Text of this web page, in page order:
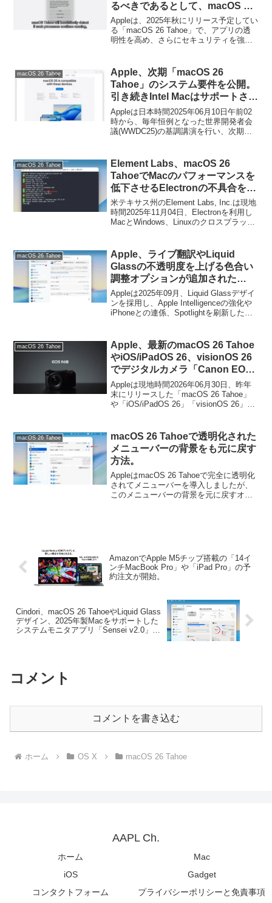
るべきであるとして、macOS 26
Tahoeにアプリ終了後もバックグ
ラウンドで動作し続けるプロセス
を検出しユーザーに通知する機能
Appleは、2025年秋にリリース予定してい
る「macOS 26 Tahoe」で、アプリの透
明性を高め、さらにセキュリティを強化
ユーザーに通知する機能を追加すると発
表しています。
macOS 26 Tahoe
Apple、次期「macOS 26
Tahoe」のシステム要件を公開。
引き続きIntel Macはサポートされ
るものの、Intelチップ搭載の
MacBook AirやMac mini、iMac
Proが非サポートに。
Appleは日本時間2025年06月10日午前02
時から、毎年恒例となった世界開発者会
議(WWDC25)の基調講演を行い、次期
に、macOS 26のシステム要件を公開し
ています。
macOS 26 Tahoe
Element Labs、macOS 26
TahoeでMacのパフォーマンスを
低下させるElectronの不具合を修
正したローカルLLMクライアント
「LM Studio v0.3.31」をリリー
ス。
米テキサス州のElement Labs, Inc.は現地
時間2025年11月04日、Electronを利用し
MacとWindows、Linuxのクロスプラット
し、macOS 26 Tahoeで発生している
ElectronがGPU使用率を上昇させMacの
パフォーマンスを低下させる不具合が修
正されたと発表しています。
macOS 26 Tahoe
Apple、ライブ翻訳やLiquid
Glassの不透明度を上げる色合い
調整オプションが追加された
「macOS 26.1 Tahoe」を正式に
リリース。
Appleは2025年09月、Liquid Glassデザイ
ンを採用し、Apple Intelligenceの強化や
iPhoneとの連係、Spotlightを刷新した
で、初のマイナーアップデートとなる
「macOS 26.1 Tahoe (25B78)」が正式に
リリースされています。
macOS 26 Tahoe
Apple、最新のmacOS 26 Tahoe
やiOS/iPadOS 26、visionOS 26
でデジタルカメラ「Canon EOS
R6 V」や「Sony Alpha ILCE-
7RM6」などのRAWフォーマット
をネイティブサポート。
Appleは現地時間2026年06月30日、昨年
末にリリースした「macOS 26 Tahoe」
や「iOS/iPadOS 26」「visionOS 26」な
ストを更新し、新たにCanonの「EOS R6
V」やSonyの「Alpha ILCE-7RM6」など
をサポートしたと発表しています。
macOS 26 Tahoe
macOS 26 Tahoeで透明化された
メニューバーの背景をも元に戻す
方法。
AppleはmacOS 26 Tahoeで完全に透明化
されてメニューバーを導入しましたが、
このメニューバーの背景を元に戻すオプ
AmazonでApple M5チップ搭載の「14イ
ンチMacBook Pro」や「iPad Pro」の予
約注文が開始。
Cindori、macOS 26 TahoeやLiquid Glass
デザイン、2025年製Macをサポートした
システムモニタアプリ「Sensei v2.0」を
コメント
コメントを書き込む
ホーム OS X macOS 26 Tahoe
AAPL Ch.
ホーム
Mac
iOS
Gadget
コンタクトフォーム
プライバシーポリシーと免責事項